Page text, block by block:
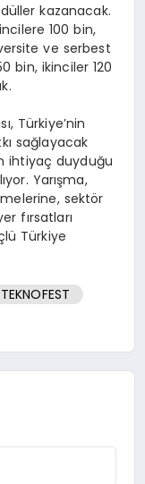
kazanacak.
100 bin,
ve serbest
bin, ikinciler 120
Türkiye’nin
sağlayacak
ihtiyaç duyduğu
Yarışma,
sektör
fırsatları
Türkiye